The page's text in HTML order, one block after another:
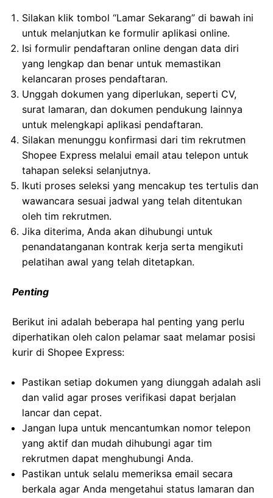
Silakan klik tombol “Lamar Sekarang” di bawah ini
untuk melanjutkan ke formulir aplikasi online.
Isi formulir pendaftaran online dengan data diri
yang lengkap dan benar untuk memastikan
kelancaran proses pendaftaran.
Unggah dokumen yang diperlukan, seperti CV,
surat lamaran, dan dokumen pendukung lainnya
untuk melengkapi aplikasi pendaftaran.
Silakan menunggu konfirmasi dari tim rekrutmen
Shopee Express melalui email atau telepon untuk
tahapan seleksi selanjutnya.
Ikuti proses seleksi yang mencakup tes tertulis dan
wawancara sesuai jadwal yang telah ditentukan
oleh tim rekrutmen.
Jika diterima, Anda akan dihubungi untuk
penandatanganan kontrak kerja serta mengikuti
pelatihan awal yang telah ditetapkan.
Penting
Berikut ini adalah beberapa hal penting yang perlu
diperhatikan oleh calon pelamar saat melamar posisi
kurir di Shopee Express:
Pastikan setiap dokumen yang diunggah adalah asli
dan valid agar proses verifikasi dapat berjalan
lancar dan cepat.
Jangan lupa untuk mencantumkan nomor telepon
yang aktif dan mudah dihubungi agar tim
rekrutmen dapat menghubungi Anda.
Pastikan untuk selalu memeriksa email secara
berkala agar Anda mengetahui status lamaran dan